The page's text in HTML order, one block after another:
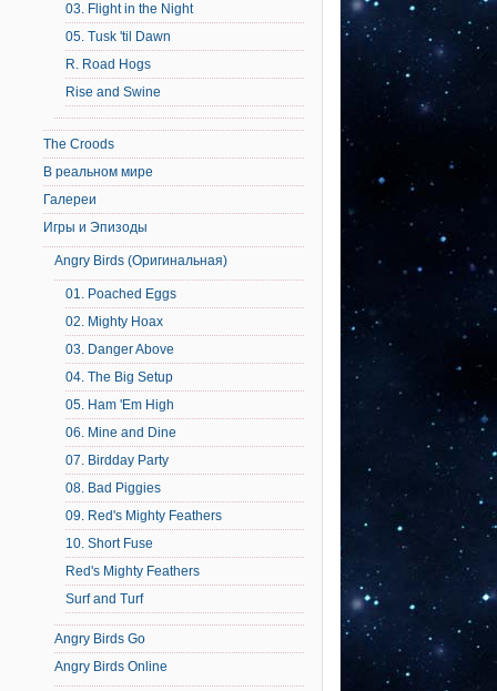
03. Flight in the Night
05. Tusk 'til Dawn
R. Road Hogs
Rise and Swine
The Croods
В реальном мире
Галереи
Игры и Эпизоды
Angry Birds (Оригинальная)
01. Poached Eggs
02. Mighty Hoax
03. Danger Above
04. The Big Setup
05. Ham 'Em High
06. Mine and Dine
07. Birdday Party
08. Bad Piggies
09. Red's Mighty Feathers
10. Short Fuse
Red's Mighty Feathers
Surf and Turf
Angry Birds Go
Angry Birds Online